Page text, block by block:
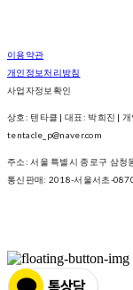
이용약관
개인정보처리방침
사업자정보확인
상호: 텐타클 | 대표: 박희진 |
tentacle_p@naver.com
주소: 서울 특별시 종로구 삼청
통신판매: 2018-서울서초-